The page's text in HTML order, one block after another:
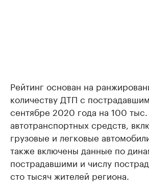
Рейтинг основан на
количеству ДТП с
сентябре 2020 года на 100
автотранспортных средств,
грузовые и легковые
также включены данные по
пострадавшими и числу
сто тысяч жителей региона.